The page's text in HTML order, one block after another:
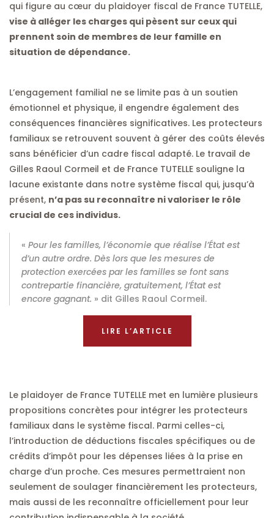
qui figure au cœur du plaidoyer fiscal de France TUTELLE,
vise à alléger les charges qui pèsent sur ceux qui
prennent soin de membres de leur famille en
situation de dépendance.
L’engagement familial ne se limite pas à un soutien
émotionnel et physique, il engendre également des
conséquences financières significatives. Les protecteurs
familiaux se retrouvent souvent à gérer des coûts élevés
sans bénéficier d’un cadre fiscal adapté. Le travail de
Gilles Raoul Cormeil et de France TUTELLE souligne la
lacune existante dans notre système fiscal qui, jusqu’à
présent, n’a pas su reconnaître ni valoriser le rôle
crucial de ces individus.
« Pour les familles, l’économie que réalise l’État est
d’un autre ordre. Dès lors que les mesures de
protection exercées par les familles se font sans
contrepartie financière, gratuitement, l’État est
encore gagnant. » dit Gilles Raoul Cormeil.
LIRE L’ARTICLE
Le plaidoyer de France TUTELLE met en lumière plusieurs
propositions concrètes pour intégrer les protecteurs
familiaux dans le système fiscal. Parmi celles-ci,
l’introduction de déductions fiscales spécifiques ou de
crédits d’impôt pour les dépenses liées à la prise en
charge d’un proche. Ces mesures permettraient non
seulement de soulager financièrement les protecteurs,
mais aussi de les reconnaître officiellement pour leur